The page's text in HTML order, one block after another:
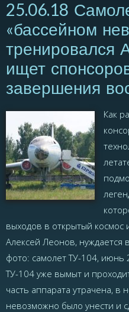
25.06.18
«бассейном
тренировался
ищет
завершения
Как
выходов в открытый
Алексей Леонов, нуждается
фото: самолет ТУ-104,
ТУ-104 уже вымыт и
часть аппарата утрачена, в
невозможно было унести и